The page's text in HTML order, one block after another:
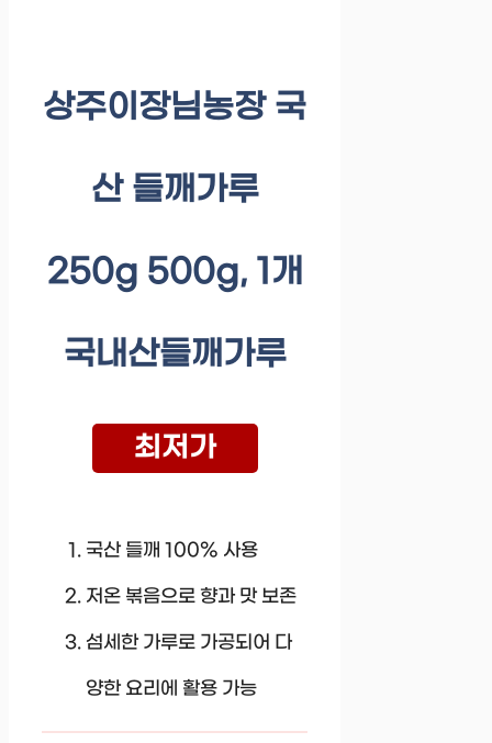
상주이장님농장 국
산 들깨가루
250g 500g, 1개
국내산들깨가루
최저가
국산 들깨 100% 사용
저온 볶음으로 향과 맛 보존
섬세한 가루로 가공되어 다
양한 요리에 활용 가능